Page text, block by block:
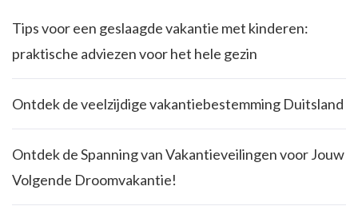
Tips voor een geslaagde vakantie met kinderen:
praktische adviezen voor het hele gezin
Ontdek de veelzijdige vakantiebestemming Duitsland
Ontdek de Spanning van Vakantieveilingen voor Jouw
Volgende Droomvakantie!